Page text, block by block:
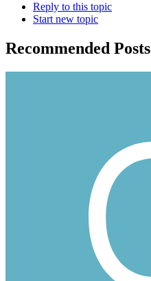
Reply to this topic
Start new topic
Recommended Posts